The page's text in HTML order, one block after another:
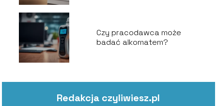
Czy pracodawca może
badać alkomatem?
Redakcja czyliwiesz.pl